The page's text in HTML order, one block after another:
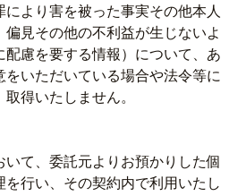
より害を被った事実その他本人
偏見その他の不利益が生じないよ
配慮を要する情報）について、あ
をいただいている場合や法令等に
得いたしません。
いて、委託元よりお預かりした個
を行い、その契約内で利用いたし